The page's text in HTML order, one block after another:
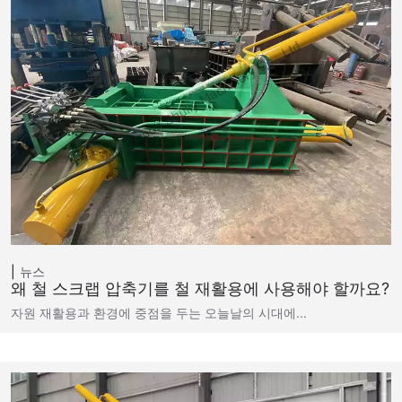
뉴스
왜 철 스크랩 압축기를 철 재활용에 사용해야 할까요?
자원 재활용과 환경에 중점을 두는 오늘날의 시대에...